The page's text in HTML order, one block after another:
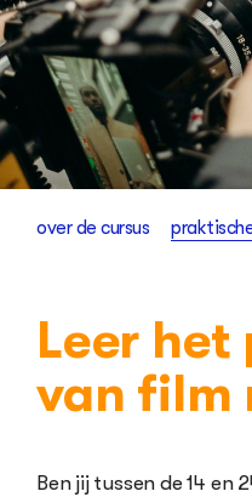
over de cursus
Leer het
van film
Ben jij tussen de 14 en